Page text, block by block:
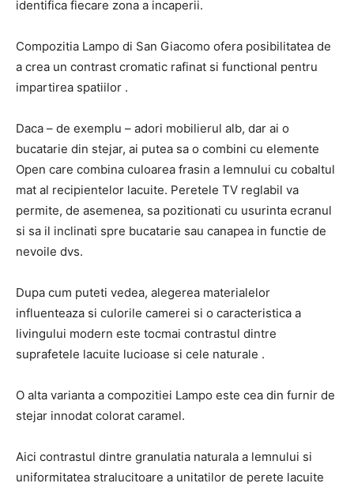
identifica fiecare zona a incaperii.
Compozitia Lampo di San Giacomo ofera posibilitatea de
a crea un contrast cromatic rafinat si functional pentru
impartirea spatiilor .
Daca – de exemplu – adori mobilierul alb, dar ai o
bucatarie din stejar, ai putea sa o combini cu elemente
Open care combina culoarea frasin a lemnului cu cobaltul
mat al recipientelor lacuite. Peretele TV reglabil va
permite, de asemenea, sa pozitionati cu usurinta ecranul
si sa il inclinati spre bucatarie sau canapea in functie de
nevoile dvs.
Dupa cum puteti vedea, alegerea materialelor
influenteaza si culorile camerei si o caracteristica a
livingului modern este tocmai contrastul dintre
suprafetele lacuite lucioase si cele naturale .
O alta varianta a compozitiei Lampo este cea din furnir de
stejar innodat colorat caramel.
Aici contrastul dintre granulatia naturala a lemnului si
uniformitatea stralucitoare a unitatilor de perete lacuite